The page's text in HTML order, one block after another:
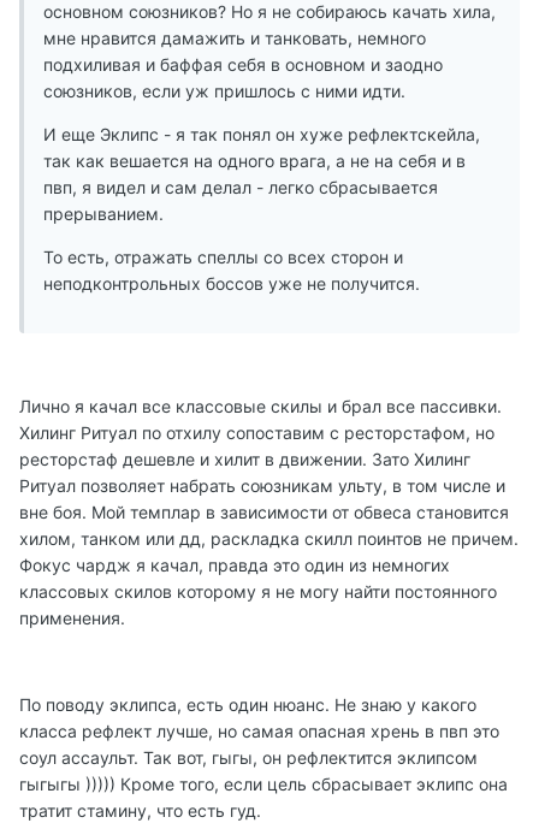
основном союзников? Но я не собираюсь качать хила,
мне нравится дамажить и танковать, немного
подхиливая и баффая себя в основном и заодно
союзников, если уж пришлось с ними идти.
И еще Эклипс - я так понял он хуже рефлектскейла,
так как вешается на одного врага, а не на себя и в
пвп, я видел и сам делал - легко сбрасывается
прерыванием.
То есть, отражать спеллы со всех сторон и
неподконтрольных боссов уже не получится.
Лично я качал все классовые скилы и брал все пассивки.
Хилинг Ритуал по отхилу сопоставим с ресторстафом, но
ресторстаф дешевле и хилит в движении. Зато Хилинг
Ритуал позволяет набрать союзникам ульту, в том числе и
вне боя. Мой темплар в зависимости от обвеса становится
хилом, танком или дд, раскладка скилл поинтов не причем.
Фокус чардж я качал, правда это один из немногих
классовых скилов которому я не могу найти постоянного
применения.
По поводу эклипса, есть один нюанс. Не знаю у какого
класса рефлект лучше, но самая опасная хрень в пвп это
соул ассаульт. Так вот, гыгы, он рефлектится эклипсом
гыгыгы ))))) Кроме того, если цель сбрасывает эклипс она
тратит стамину, что есть гуд.